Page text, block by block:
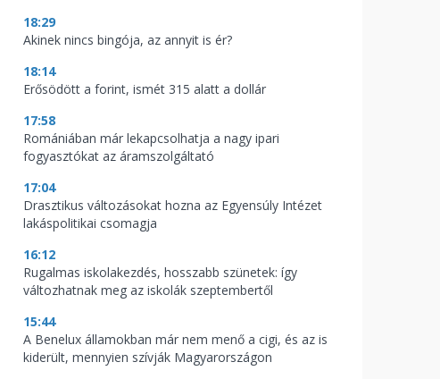
18:29
Akinek nincs bingója, az annyit is ér?
18:14
Erősödött a forint, ismét 315 alatt a dollár
17:58
Romániában már lekapcsolhatja a nagy ipari
fogyasztókat az áramszolgáltató
17:04
Drasztikus változásokat hozna az Egyensúly Intézet
lakáspolitikai csomagja
16:12
Rugalmas iskolakezdés, hosszabb szünetek: így
változhatnak meg az iskolák szeptembertől
15:44
A Benelux államokban már nem menő a cigi, és az is
kiderült, mennyien szívják Magyarországon